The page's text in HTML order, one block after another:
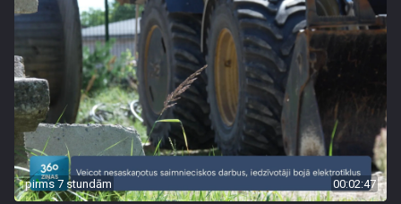
pirms 7 stundām 00:02:47